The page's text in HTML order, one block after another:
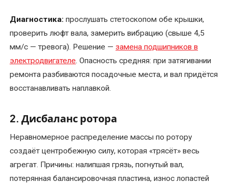
электродвигателя
Перемотка
электродвигателей
переменного
Перемотка
электродвигателей
постоянного
тока
Диагностика: прослушать стетоскопом обе крышки,
проверить люфт вала, замерить вибрацию (свыше 4,5
мм/с — тревога). Решение — замена подшипников в
электродвигателе. Опасность средняя: при затягивании
ремонта разбиваются посадочные места, и вал придётся
восстанавливать наплавкой.
2. Дисбаланс ротора
Неравномерное распределение массы по ротору
создаёт центробежную силу, которая «трясёт» весь
агрегат. Причины: налипшая грязь, погнутый вал,
потерянная балансировочная пластина, износ лопастей